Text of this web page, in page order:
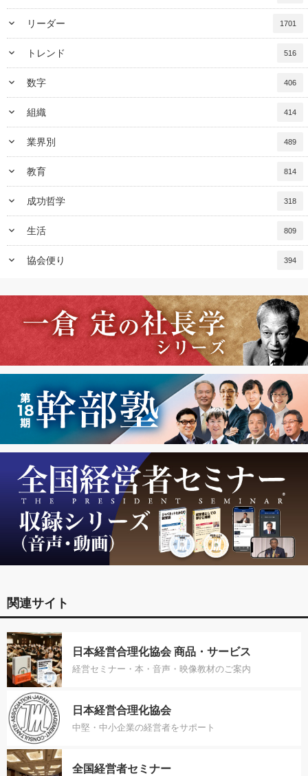
keyboard_arrow_down リーダー 1701
keyboard_arrow_down トレンド 516
keyboard_arrow_down 数字 406
keyboard_arrow_down 組織 414
keyboard_arrow_down 業界別 489
keyboard_arrow_down 教育 814
keyboard_arrow_down 成功哲学 318
keyboard_arrow_down 生活 809
keyboard_arrow_down 協会便り 394
関連サイト
日本経営合理化協会 商品・サービス
経営セミナー・本・音声・映像教材のご案内
日本経営合理化協会
中堅・中小企業の経営者をサポート
全国経営者セミナー